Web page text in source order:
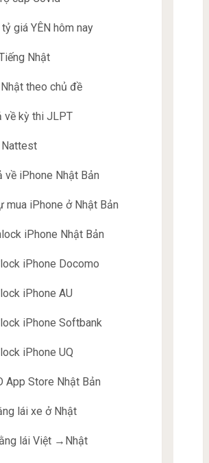
giá YÊN hôm nay
Nhật
theo chủ đề
kỳ thi JLPT
iPhone Nhật Bản
mua iPhone ở Nhật Bản
iPhone Nhật Bản
iPhone Docomo
iPhone AU
iPhone Softbank
iPhone UQ
App Store Nhật Bản
lái xe ở Nhật
lái Việt →Nhật